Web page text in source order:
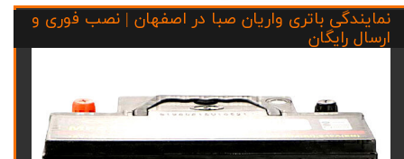
نمایندگی باتری واریان صبا در اصفهان | نصب فوری و
ارسال رایگان